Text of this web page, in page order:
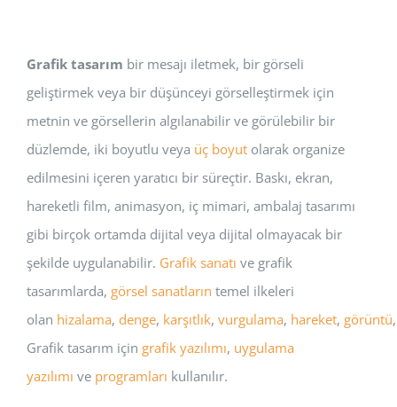
Grafik tasarım bir mesajı iletmek, bir görseli
geliştirmek veya bir düşünceyi görselleştirmek için
metnin ve görsellerin algılanabilir ve görülebilir bir
düzlemde, iki boyutlu veya üç boyut olarak organize
edilmesini içeren yaratıcı bir süreçtir. Baskı, ekran,
hareketli film, animasyon, iç mimari, ambalaj tasarımı
gibi birçok ortamda dijital veya dijital olmayacak bir
şekilde uygulanabilir. Grafik sanatı ve grafik
tasarımlarda, görsel sanatların temel ilkeleri
olan hizalama, denge, karşıtlık, vurgulama, hareket, görüntü
Grafik tasarım için grafik yazılımı, uygulama
yazılımı ve programları kullanılır.